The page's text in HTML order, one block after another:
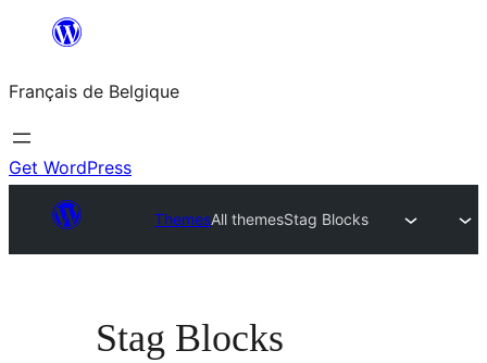
contenu
Français de Belgique
Get WordPress
ThemesAll themesStag Blocks
Stag Blocks